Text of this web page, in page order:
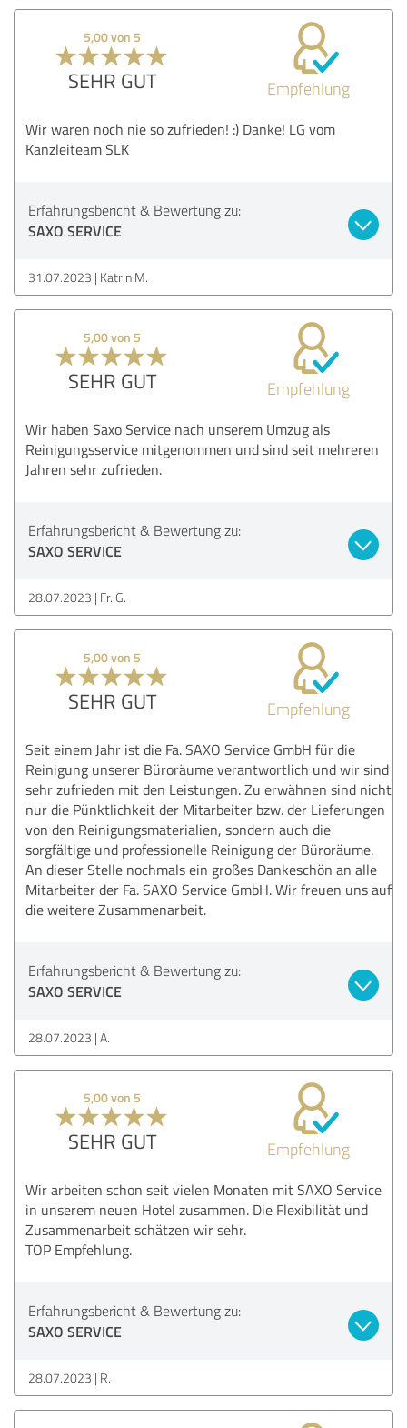
5,00 von 5
SEHR GUT Empfehlung
Wir waren noch nie so zufrieden! :) Danke! LG vom
Kanzleiteam SLK
Erfahrungsbericht & Bewertung zu:
SAXO SERVICE
31.07.2023 Katrin M.
5,00 von 5
SEHR GUT Empfehlung
Wir haben Saxo Service nach unserem Umzug als
Reinigungsservice mitgenommen und sind seit mehreren
Jahren sehr zufrieden.
Erfahrungsbericht & Bewertung zu:
SAXO SERVICE
28.07.2023 Fr. G.
5,00 von 5
SEHR GUT Empfehlung
Seit einem Jahr ist die Fa. SAXO Service GmbH für die
Reinigung unserer Büroräume verantwortlich und wir sind
sehr zufrieden mit den Leistungen. Zu erwähnen sind nicht
nur die Pünktlichkeit der Mitarbeiter bzw. der Lieferungen
von den Reinigungsmaterialien, sondern auch die
sorgfältige und professionelle Reinigung der Büroräume.
An dieser Stelle nochmals ein großes Dankeschön an alle
Mitarbeiter der Fa. SAXO Service GmbH. Wir freuen uns auf
die weitere Zusammenarbeit.
Erfahrungsbericht & Bewertung zu:
SAXO SERVICE
28.07.2023 A.
5,00 von 5
SEHR GUT Empfehlung
Wir arbeiten schon seit vielen Monaten mit SAXO Service
in unserem neuen Hotel zusammen. Die Flexibilität und
Zusammenarbeit schätzen wir sehr.
TOP Empfehlung.
Erfahrungsbericht & Bewertung zu:
SAXO SERVICE
28.07.2023 R.